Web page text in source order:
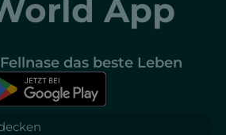
App
das beste Leben